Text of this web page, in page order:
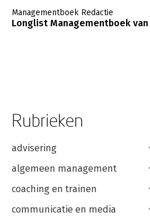
Managementboek Redactie
Longlist Managementboek van
Rubrieken
advisering
algemeen management
coaching en trainen
communicatie en media